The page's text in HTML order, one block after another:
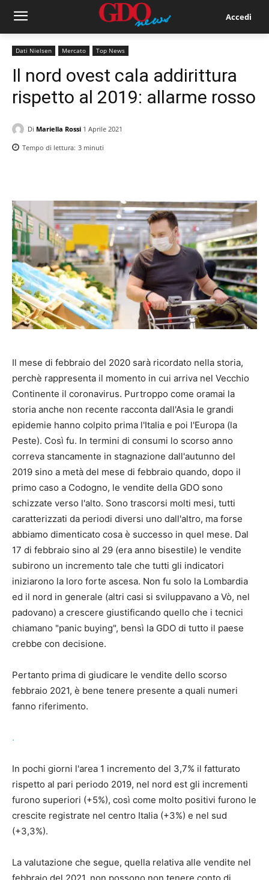
Accedi
Dati Nielsen Mercato Top News
Il nord ovest cala addirittura
rispetto al 2019: allarme rosso
Di Mariella Rossi 1 Aprile 2021
Tempo di lettura: 3 minuti
Il mese di febbraio del 2020 sarà ricordato nella storia,
perchè rappresenta il momento in cui arriva nel Vecchio
Continente il coronavirus. Purtroppo come oramai la
storia anche non recente racconta dall'Asia le grandi
epidemie hanno colpito prima l'Italia e poi l'Europa (la
Peste). Così fu. In termini di consumi lo scorso anno
correva stancamente in stagnazione dall'autunno del
2019 sino a metà del mese di febbraio quando, dopo il
primo caso a Codogno, le vendite della GDO sono
schizzate verso l'alto. Sono trascorsi molti mesi, tutti
caratterizzati da periodi diversi uno dall'altro, ma forse
abbiamo dimenticato cosa è successo in quel mese. Dal
17 di febbraio sino al 29 (era anno bisestile) le vendite
subirono un incremento tale che tutti gli indicatori
iniziarono la loro forte ascesa. Non fu solo la Lombardia
ed il nord in generale (altri casi si sviluppavano a Vò, nel
padovano) a crescere giustificando quello che i tecnici
chiamano "panic buying", bensì la GDO di tutto il paese
crebbe con decisione.
Pertanto prima di giudicare le vendite dello scorso
febbraio 2021, è bene tenere presente a quali numeri
fanno riferimento.
.
In pochi giorni l'area 1 incremento del 3,7% il fatturato
rispetto al pari periodo 2019, nel nord est gli incrementi
furono superiori (+5%), così come molto positivi furono le
crescite registrate nel centro Italia (+3%) e nel sud
(+3,3%).
La valutazione che segue, quella relativa alle vendite nel